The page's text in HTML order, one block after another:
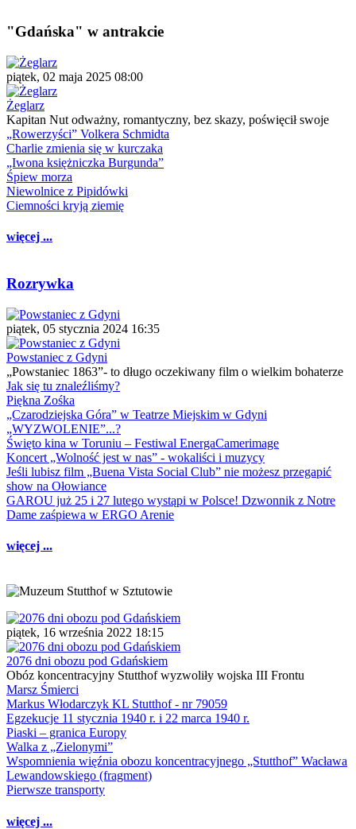
"Gdańska" w antrakcie
piątek, 02 maja 2025 08:00
Żeglarz
Kapitan Nut odważny, romantyczny, bez skazy, poświęcił swoje
„Rowerzyści” Volkera Schmidta
Charlie zmienia się w kurczaka
„Iwona księżniczka Burgunda”
Śpiew morza
Niewolnice z Pipidówki
Ciemności kryją ziemię
więcej ...
Rozrywka
piątek, 05 stycznia 2024 16:35
Powstaniec z Gdyni
„Powstaniec 1863”- to długo oczekiwany film o wielkim bohaterze
Jak się tu znaleźliśmy?
Piękna Zośka
„Czarodziejska Góra” w Teatrze Miejskim w Gdyni
„WYZWOLENIE”...?
Święto kina w Toruniu – Festiwal EnergaCamerimage
Koncert „Wolność jest w nas” - wokaliści i muzycy
Jeśli lubisz film „Buena Vista Social Club” nie możesz przegapić
show na Ołowiance
GAROU już 25 i 27 lutego wystąpi w Polsce! Dzwonnik z Notre
Dame zaśpiewa w ERGO Arenie
więcej ...
piątek, 16 września 2022 18:15
2076 dni obozu pod Gdańskiem
Obóz koncentracyjny Stutthof wyzwoliły wojska III Frontu
Marsz Śmierci
Markus Włodarczyk KL Stutthof - nr 79059
Egzekucje 11 stycznia 1940 r. i 22 marca 1940 r.
Piaski – granica Europy
Walka z „Zielonymi”
Wspomnienia więźnia obozu koncentracyjnego „Stutthof” Wacława
Lewandowskiego (fragment)
Pierwsze transporty
więcej ...